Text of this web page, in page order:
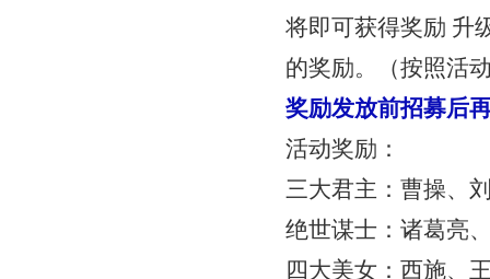
将即可获得奖励 升
的奖励。（按照活
奖励发放前招募后
活动奖励：
三大君主：曹操、
绝世谋士：诸葛亮
四大美女：西施、